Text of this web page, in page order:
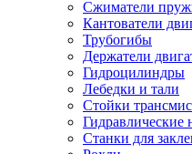
Сжиматели
Кантователи
Трубогибы
Держатели
Гидроцилиндры
Лебедки и тали
Стойки
Гидравлические
Cтанки для